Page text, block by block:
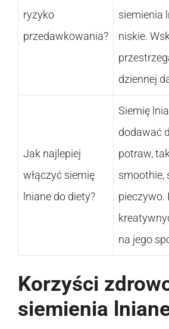
ryzyko
przedawkowania?
siemienia
niskie.
dziennej
Jak najlepiej
włączyć siemię
lniane do diety?
Siemię
dodawać
potraw,
smoothie,
pieczywo.
na jego
Korzyści
siemienia